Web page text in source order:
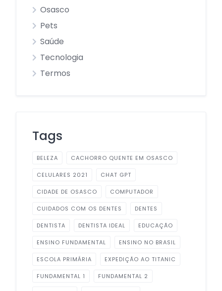
Osasco
Pets
Saúde
Tecnologia
Termos
Tags
BELEZA CACHORRO QUENTE EM OSASCO
CELULARES 2021 CHAT GPT
CIDADE DE OSASCO COMPUTADOR
CUIDADOS COM OS DENTES DENTES
DENTISTA DENTISTA IDEAL EDUCAÇÃO
ENSINO FUNDAMENTAL ENSINO NO BRASIL
ESCOLA PRIMÁRIA EXPEDIÇÃO AO TITANIC
FUNDAMENTAL 1 FUNDAMENTAL 2